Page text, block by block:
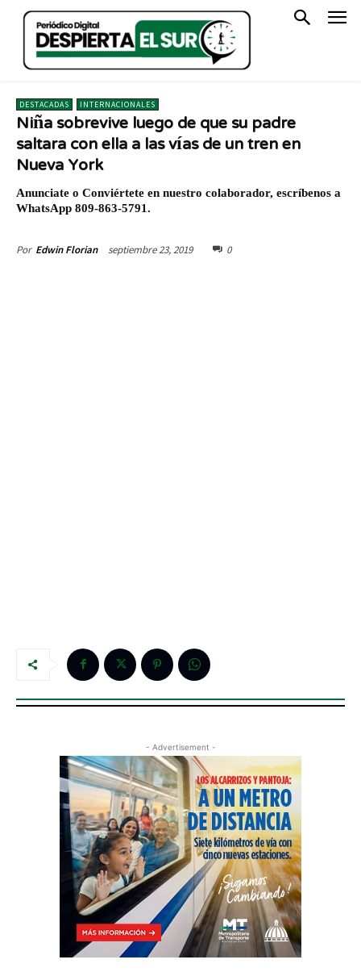
DESTACADAS INTERNACIONALES
Niña sobrevive luego de que su padre
saltara con ella a las vías de un tren en
Nueva York
Anunciate o Conviértete en nuestro colaborador, escríbenos a
WhatsApp 809-863-5791.
Por Edwin Florian septiembre 23, 2019 0
- Advertisement -